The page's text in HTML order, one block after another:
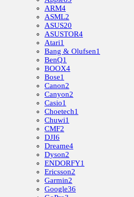
ARM4
ASML2
ASUS20
ASUSTOR4
Atari1
Bang & Olufsen1
BenQ1
BOOX4
Bose1
Canon2
Canyon2
Casio1
Choetech1
Chuwi1
CMF2
DJI6
Dreame4
Dyson2
ENDORFY1
Ericsson2
Garmin2
Google36